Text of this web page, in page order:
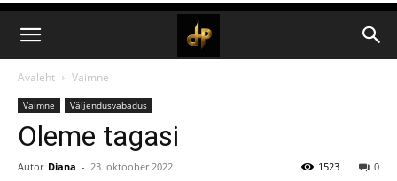
Avaleht Vaimne
Vaimne Väljendusvabadus
Oleme tagasi
Autor Diana - 23. oktoober 2022 0
1523